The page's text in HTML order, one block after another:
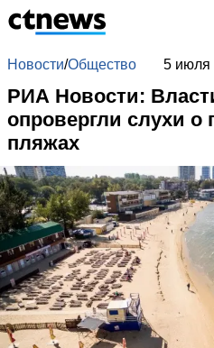
Новости/Общество 5 июля
РИА Новости:
опровергли слухи о
пляжах